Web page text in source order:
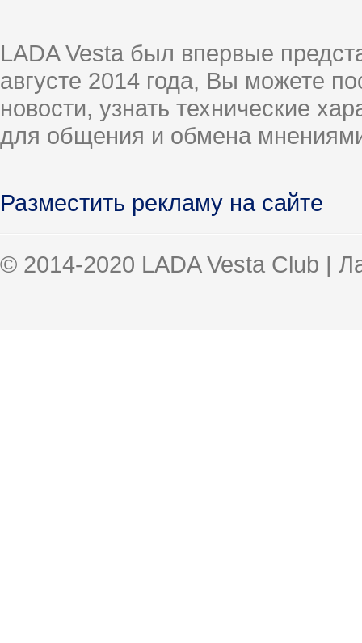
LADA Vesta был впервые
августе 2014 года, Вы можете
новости, узнать технические
для общения и обмена
Разместить рекламу на сайте
© 2014-2020 LADA Vesta Club |